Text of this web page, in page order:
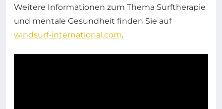
Weitere Informationen zum Thema Surftherapie
und mentale Gesundheit finden Sie auf
windsurf-international.com.